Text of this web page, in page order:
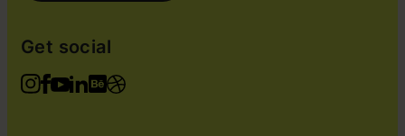
Get social